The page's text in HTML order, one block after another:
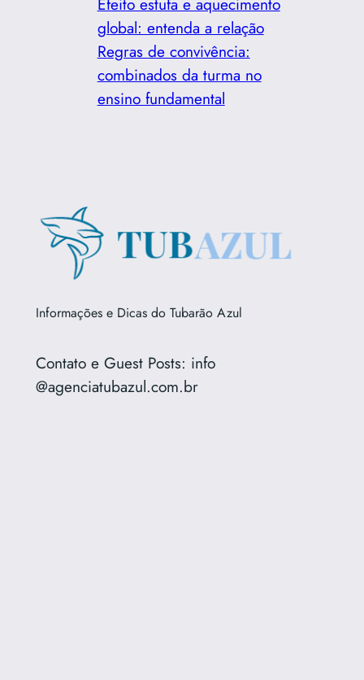
global: entenda a relação
Regras de convivência:
combinados da turma no
ensino fundamental
Informações e Dicas do Tubarão Azul
Contato e Guest Posts: info
@agenciatubazul.com.br